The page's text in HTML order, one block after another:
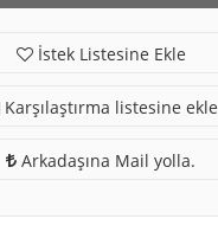
İstek Listesine Ekle
Karşılaştırma listesine ekle
Arkadaşına Mail yolla.